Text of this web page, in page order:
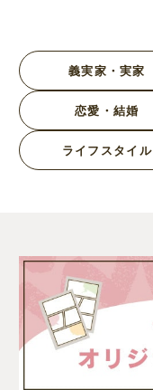
義実家・実家
恋愛・結婚
ライフスタイル